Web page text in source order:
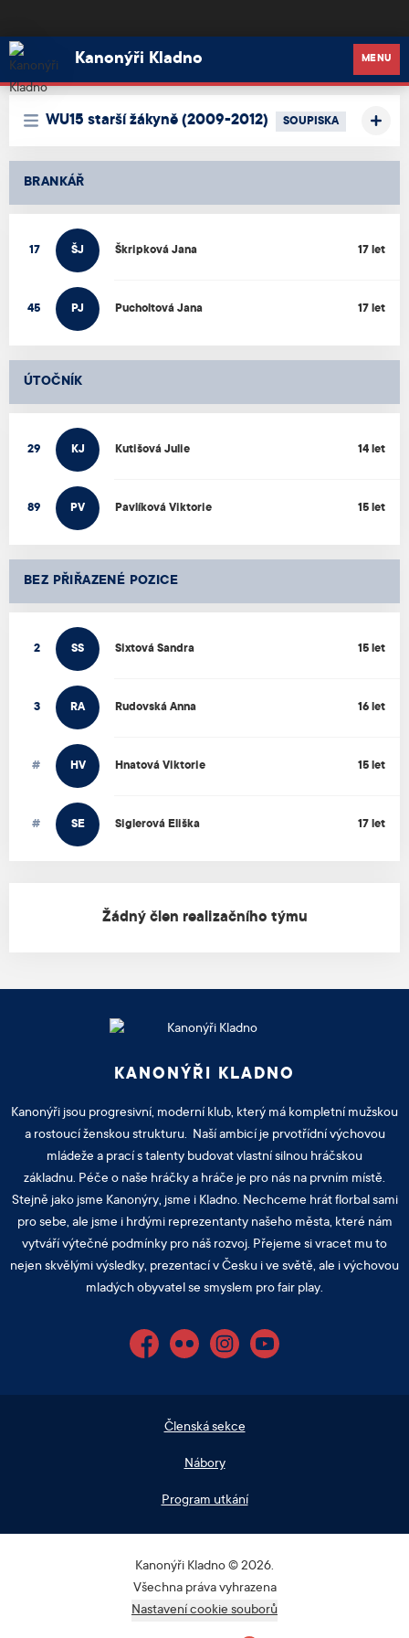
Kanonýři Kladno
Kanonýři Kladno MENU
WU15 starší žákyně (2009-2012) SOUPISKA
Žádný člen realizačního týmu
BRANKÁŘ
17 ŠJ Jana
Škripková 17 let
45 PJ Jana
Pucholtová 17 let
ÚTOČNÍK
29 KJ Julie
Kutišová 14 let
89 PV Viktorie
Pavlíková 15 let
BEZ PŘIŘAZENÉ POZICE
2 SS Sandra
Sixtová 15 let
3 RA Anna
Rudovská 16 let
# HV Viktorie
Hnatová 15 let
# SE Eliška
Siglerová 17 let
KANONÝŘI KLADNO
Kanonýři jsou progresivní, moderní klub, který má kompletní mužskou
a rostoucí ženskou strukturu. Naší ambicí je prvotřídní výchovou
mládeže a prací s talenty budovat vlastní silnou hráčskou
základnu. Péče o naše hráčky a hráče je pro nás na prvním místě.
Stejně jako jsme Kanonýry, jsme i Kladno. Nechceme hrát florbal sami
pro sebe, ale jsme i hrdými reprezentanty našeho města, které nám
vytváří výtečné podmínky pro náš rozvoj. Přejeme si vracet mu to
nejen skvělými výsledky, prezentací v Česku i ve světě, ale i výchovou
mladých obyvatel se smyslem pro fair play.
FacebookFlickr InstagramYouTube
Členská sekce
Nábory
Program utkání
Kanonýři Kladno © 2026.
Všechna práva vyhrazena
Nastavení cookie souborů